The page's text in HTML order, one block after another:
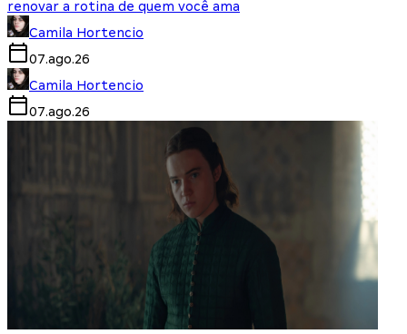
renovar a rotina de quem você ama
Camila Hortencio
07.ago.26
Camila Hortencio
07.ago.26